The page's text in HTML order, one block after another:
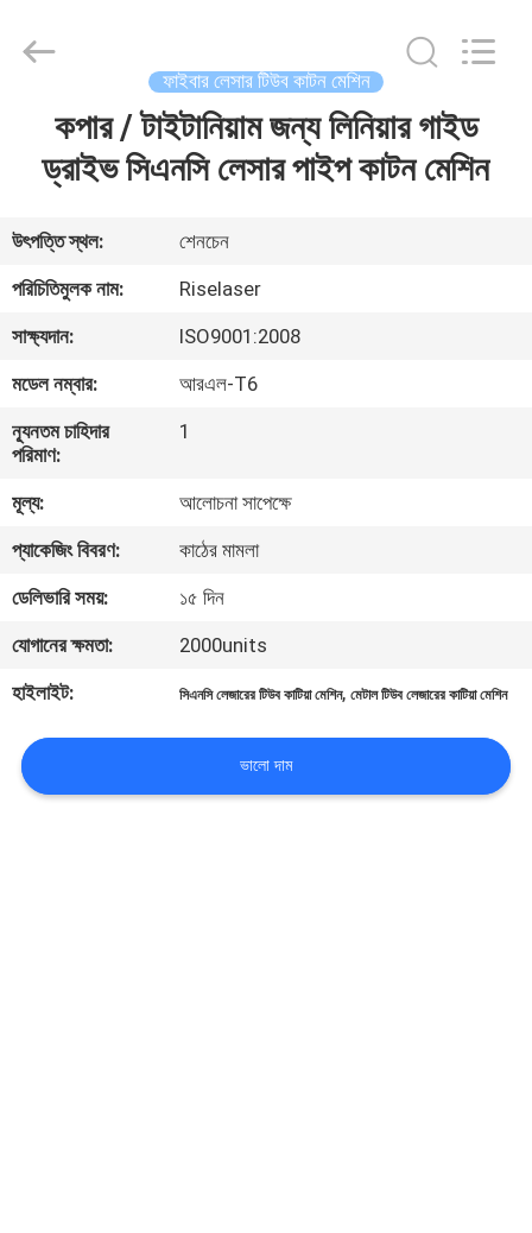
ভিআর
শো
আমাদের
সম্পর্কে
কারখানা
ভ্রমণ
মান
নিয়ন্ত্রণ
যোগাযোগ
করুন
Technology
ফাইবার লেসার টিউব কাটন মেশিন
কপার / টাইটানিয়াম জন্য লিনিয়ার গাইড
ড্রাইভ সিএনসি লেসার পাইপ কাটন মেশিন
উৎপত্তি স্থল:
শেনচেন
পরিচিতিমুলক নাম:
Riselaser
সাক্ষ্যদান:
ISO9001:2008
মডেল নম্বার:
আরএল-T6
ন্যূনতম চাহিদার
পরিমাণ:
1
মূল্য:
আলোচনা সাপেক্ষে
প্যাকেজিং বিবরণ:
কাঠের মামলা
ডেলিভারি সময়:
১৫ দিন
যোগানের ক্ষমতা:
2000units
হাইলাইট:
সিএনসি লেজারের টিউব কাটিয়া মেশিন,মেটাল টিউব লেজারের কাটিয়া মেশিন
ভালো দাম